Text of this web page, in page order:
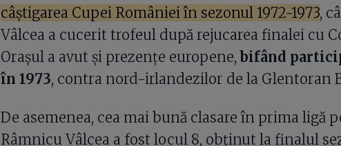
câștigarea Cupei României în sezonul 1972-1973,
Vâlcea a cucerit trofeul după rejucarea finalei cu
Orașul a avut și prezențe europene, bifând
în 1973, contra nord-irlandezilor de la Glentoran
De asemenea, cea mai bună clasare în prima ligă
Râmnicu Vâlcea a fost locul 8, obținut la finalul